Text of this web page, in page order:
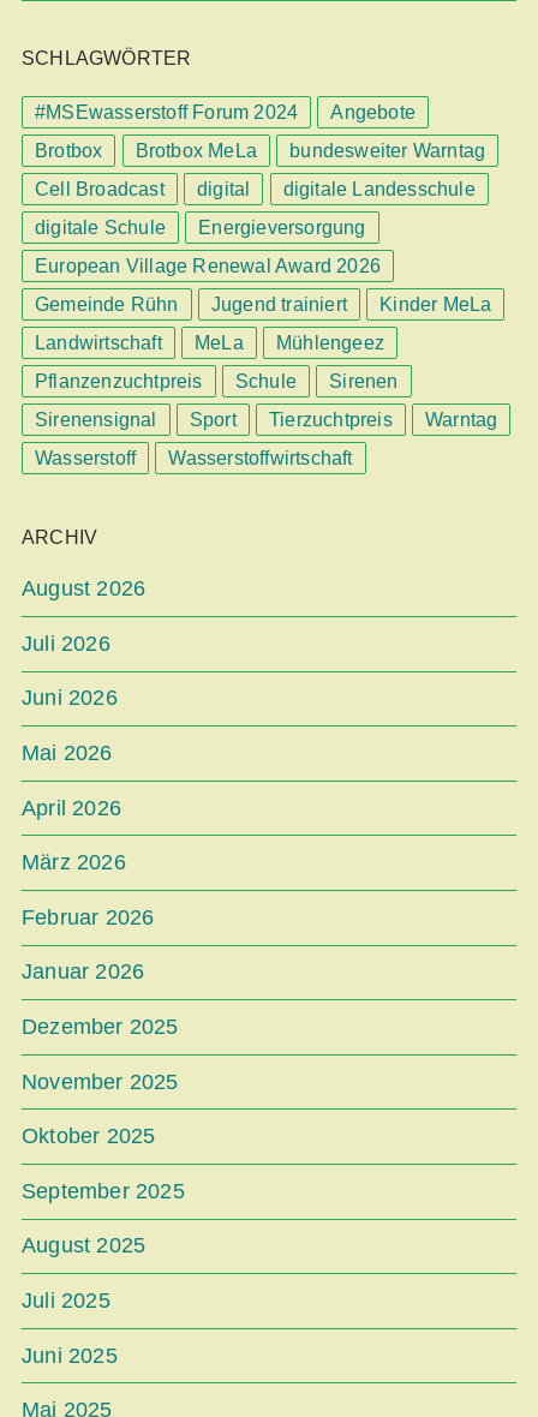
SCHLAGWÖRTER
#MSEwasserstoff Forum 2024
Angebote
Brotbox
Brotbox MeLa
bundesweiter Warntag
Cell Broadcast
digital
digitale Landesschule
digitale Schule
Energieversorgung
European Village Renewal Award 2026
Gemeinde Rühn
Jugend trainiert
Kinder MeLa
Landwirtschaft
MeLa
Mühlengeez
Pflanzenzuchtpreis
Schule
Sirenen
Sirenensignal
Sport Tierzuchtpreis
Warntag
Wasserstoff
Wasserstoffwirtschaft
ARCHIV
August 2026
Juli 2026
Juni 2026
Mai 2026
April 2026
März 2026
Februar 2026
Januar 2026
Dezember 2025
November 2025
Oktober 2025
September 2025
August 2025
Juli 2025
Juni 2025
Mai 2025